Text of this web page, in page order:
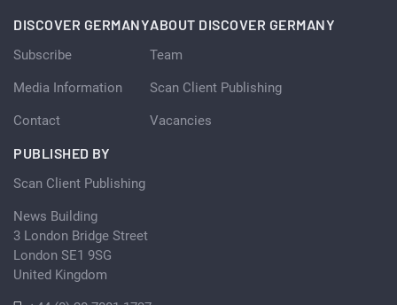
DISCOVER GERMANY
Subscribe
Media Information
Contact
ABOUT DISCOVER GERMANY
Team
Scan Client Publishing
Vacancies
PUBLISHED BY
Scan Client Publishing
News Building
3 London Bridge Street
London SE1 9SG
United Kingdom